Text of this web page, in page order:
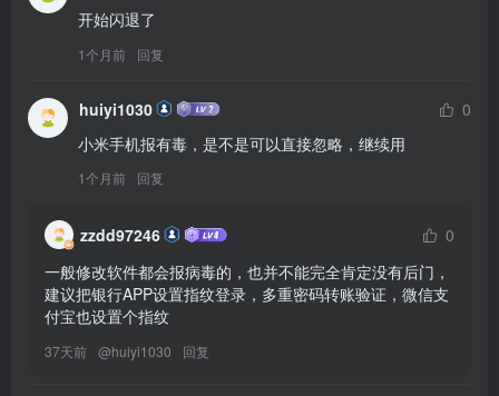
开始闪退了
1个月前 回复
huiyi1030
0
小米手机报有毒，是不是可以直接忽略，继续用
1个月前 回复
zzdd97246
0
一般修改软件都会报病毒的，也并不能完全肯定没有后门，
建议把银行APP设置指纹登录，多重密码转账验证，微信支
付宝也设置个指纹
37天前 @huiyi1030 回复